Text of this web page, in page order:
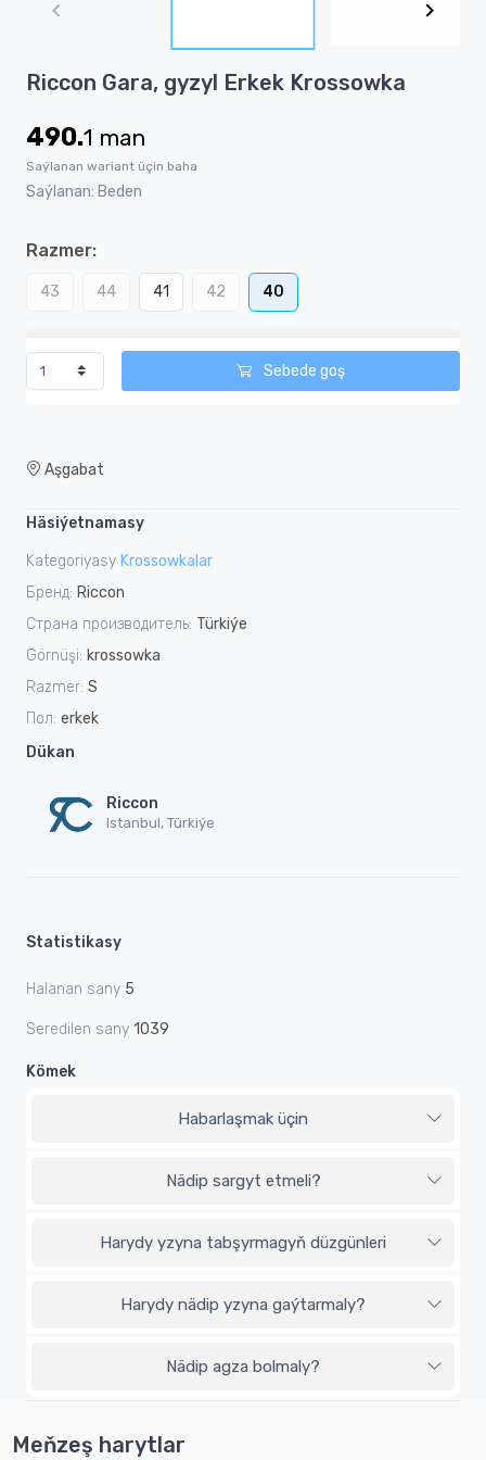
1
6
Riccon Gara, gyzyl Erkek Krossowka
490.1 man
Saýlanan wariant üçin baha
Saýlanan: Beden
Razmer:
43 44 41 42 40
Sebede goş
Aşgabat
Häsiýetnamasy
Kategoriyasy Krossowkalar
Бренд: Riccon
Страна производитель: Türkiýe
Görnüşi: krossowka
Razmer: S
Пол: erkek
Dükan
Riccon
Istanbul, Türkiýe
Statistikasy
Halanan sany 5
Seredilen sany 1039
Kömek
Habarlaşmak üçin
Nädip sargyt etmeli?
Harydy yzyna tabşyrmagyň düzgünleri
Harydy nädip yzyna gaýtarmaly?
Nädip agza bolmaly?
Meňzeş harytlar